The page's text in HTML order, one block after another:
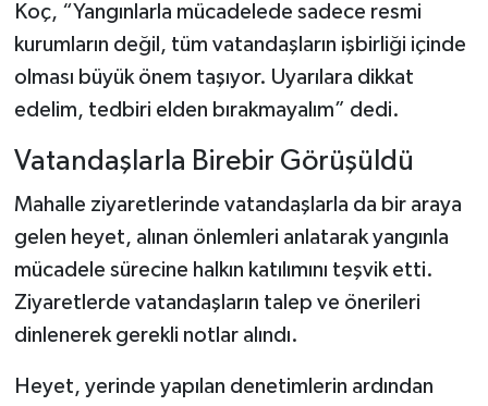
Koç, “Yangınlarla mücadelede sadece resmi
kurumların değil, tüm vatandaşların işbirliği içinde
olması büyük önem taşıyor. Uyarılara dikkat
edelim, tedbiri elden bırakmayalım” dedi.
Vatandaşlarla Birebir Görüşüldü
Mahalle ziyaretlerinde vatandaşlarla da bir araya
gelen heyet, alınan önlemleri anlatarak yangınla
mücadele sürecine halkın katılımını teşvik etti.
Ziyaretlerde vatandaşların talep ve önerileri
dinlenerek gerekli notlar alındı.
Heyet, yerinde yapılan denetimlerin ardından